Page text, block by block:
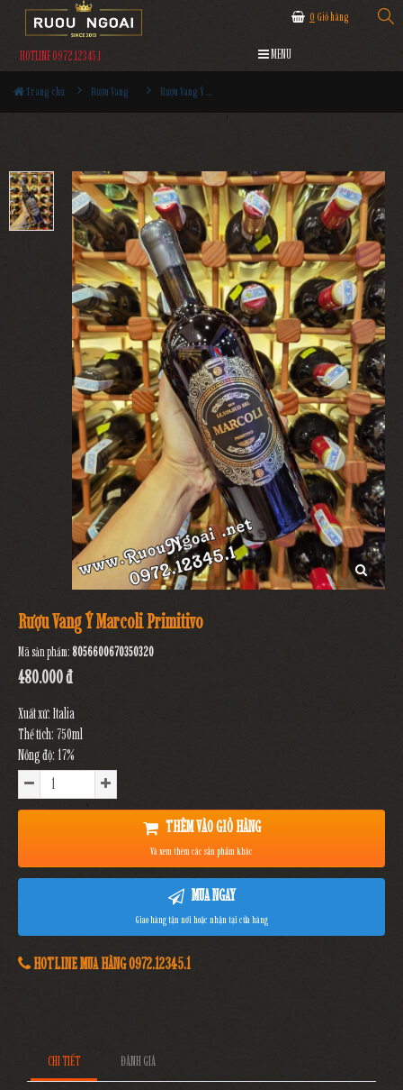
0 Giỏ hàng
HOTLINE 0972.12345.1 MENU
Trang chủ Rượu Vang Rượu Vang Ý Marcoli Primitivo
Rượu Vang Ý Marcoli Primitivo
Mã sản phẩm: 8056600670350320
480.000 đ
Xuất xứ: Italia
Thể tích: 750ml
Nồng độ: 17%
THÊM VÀO GIỎ HÀNG
Và xem thêm các sản phẩm khác
MUA NGAY
Giao hàng tận nơi hoặc nhận tại cửa hàng
HOTLINE MUA HÀNG 0972.12345.1
CHI TIẾT ĐÁNH GIÁ